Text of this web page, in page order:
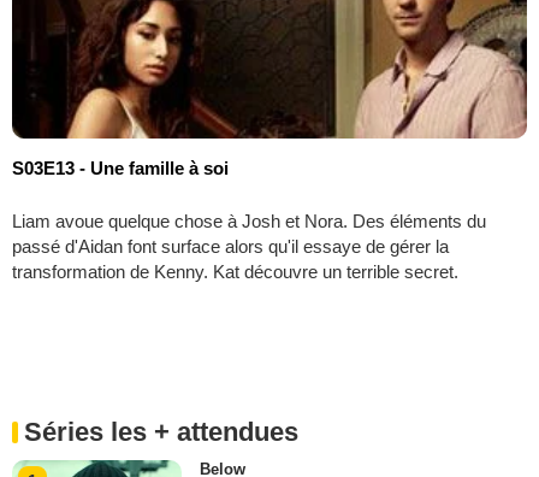
S03E13 - Une famille à soi
Liam avoue quelque chose à Josh et Nora. Des éléments du
passé d'Aidan font surface alors qu'il essaye de gérer la
transformation de Kenny. Kat découvre un terrible secret.
Séries les + attendues
Below